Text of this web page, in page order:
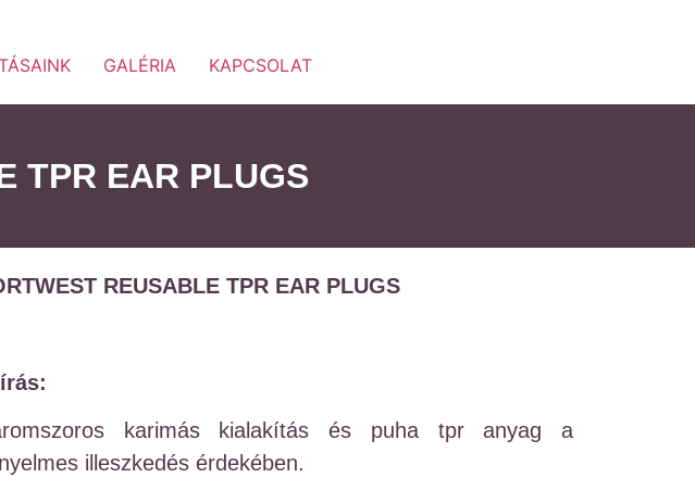
GALÉRIA KAPCSOLAT
TPR EAR PLUGS
REUSABLE TPR EAR PLUGS
karimás kialakítás és puha tpr anyag a
illeszkedés érdekében.